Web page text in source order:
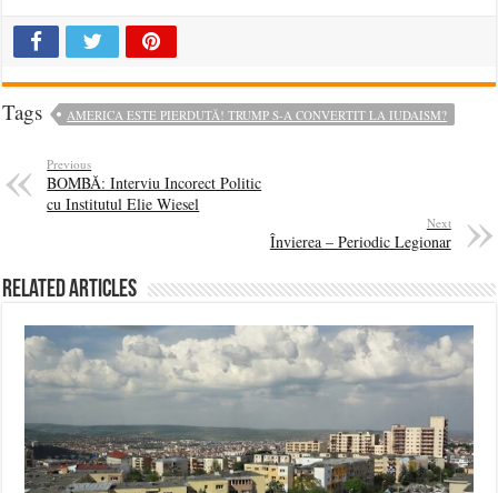
Tags AMERICA ESTE PIERDUTĂ! TRUMP S-A CONVERTIT LA IUDAISM?
Previous
BOMBĂ: Interviu Incorect Politic
cu Institutul Elie Wiesel
Next
Învierea – Periodic Legionar
Related Articles